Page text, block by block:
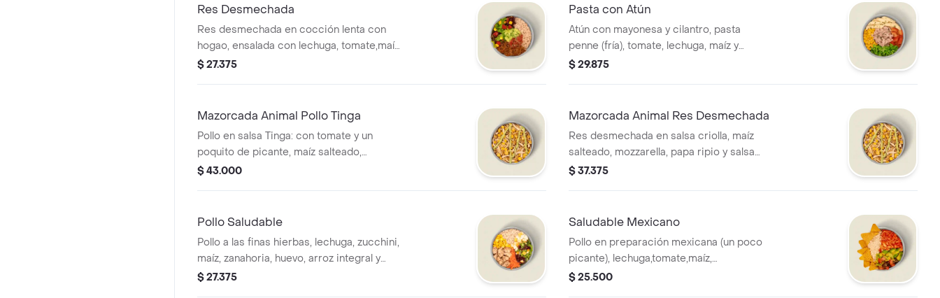
Res Desmechada
Res desmechada en cocción lenta con
hogao, ensalada con lechuga, tomate,maíz
salteado, guacamole, pico de gallo salsa
$ 27.375
Pasta con Atún
Atún con mayonesa y cilantro, pasta
penne (fría), tomate, lechuga, maíz y
guacamole. *La bebida tiene un costo
$ 29.875
Mazorcada Animal Pollo Tinga
Pollo en salsa Tinga: con tomate y un
poquito de picante, maíz salteado,
mozzarella, papa ripio y salsa MUY.
$ 43.000
Mazorcada Animal Res Desmechada
Res desmechada en salsa criolla, maíz
salteado, mozzarella, papa ripio y salsa
MUY.
$ 37.375
Pollo Saludable
Pollo a las finas hierbas, lechuga, zucchini,
maíz, zanahoria, huevo, arroz integral y
salsa MUY. *La bebida tiene un costo
$ 27.375
Saludable Mexicano
Pollo en preparación mexicana (un poco
picante), lechuga,tomate,maíz,
aguacate,nachos, arroz integral y salsa
$ 25.500